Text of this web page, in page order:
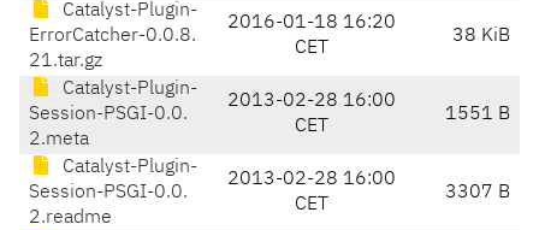
Catalyst-Plugin-
ErrorCatcher-0.0.8.
21.tar.gz
2016-01-18 16:20
CET
38 KiB
Catalyst-Plugin-
Session-PSGI-0.0.
2.meta
2013-02-28 16:00
CET
1551 B
Catalyst-Plugin-
Session-PSGI-0.0.
2.readme
2013-02-28 16:00
CET
3307 B